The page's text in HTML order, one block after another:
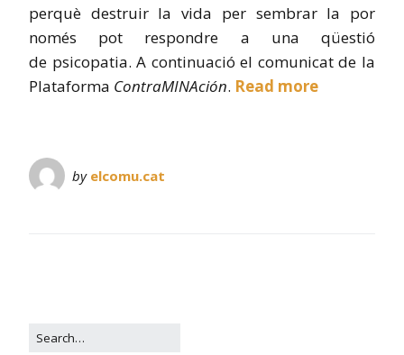
perquè destruir la vida per sembrar la por
només pot respondre a una qüestió
de psicopatia. A continuació el comunicat de la
Plataforma ContraMINAción. Read more
by elcomu.cat